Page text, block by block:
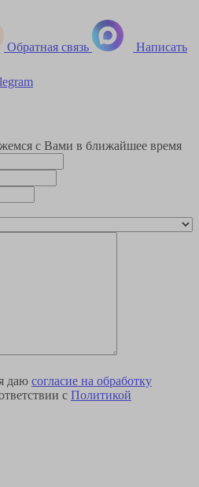
Обратная связь Написать
с Вами в ближайшее время
даю согласие на обработку
с Политикой